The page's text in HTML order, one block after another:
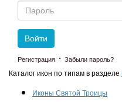
Пароль
Войти
Регистрация · Забыли пароль?
Каталог икон по типам в разделе
Иконы Святой Троицы